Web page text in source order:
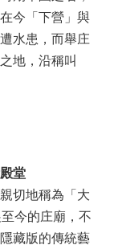
今「下營」與
水患，而舉庄
地，沿稱叫
堂
切地稱為「大
今的庄廟，不
藏版的傳統藝